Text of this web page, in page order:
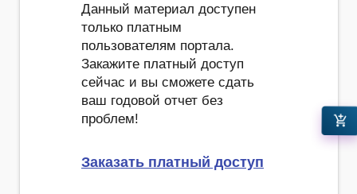
Данный материал доступен
только платным
пользователям портала.
Закажите платный доступ
сейчас и вы сможете сдать
ваш годовой отчет без
проблем!
Заказать платный доступ
add_shopping_cart